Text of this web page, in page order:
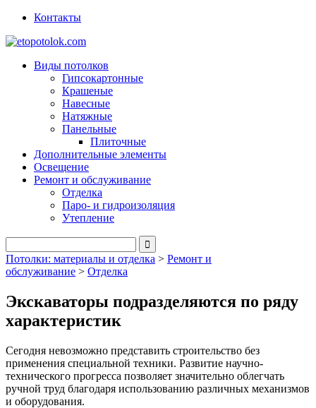
Контакты
Виды потолков
Гипсокартонные
Крашеные
Навесные
Натяжные
Панельные
Плиточные
Дополнительные элементы
Освещение
Ремонт и обслуживание
Отделка
Паро- и гидроизоляция
Утепление
Потолки: материалы и отделка > Ремонт и
обслуживание > Отделка
Экскаваторы подразделяются по ряду
характеристик
Сегодня невозможно представить строительство без
применения специальной техники. Развитие научно-
технического прогресса позволяет значительно облегчать
ручной труд благодаря использованию различных механизмов
и оборудования.